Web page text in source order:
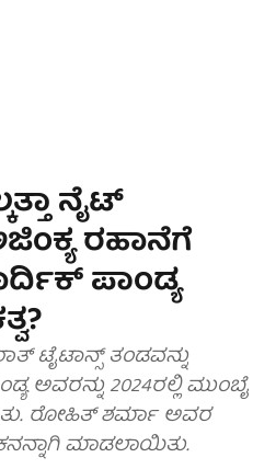
ನೈಟ್
ರಹಾನೆಗೆ
ಪಾಂಡ್ಯ
ಟೈಟಾನ್ಸ್ ತಂಡವನ್ನು
ಅವರನ್ನು 2024ರಲ್ಲಿ ಮುಂಬೈ
ರೋಹಿತ್ ಶರ್ಮಾ ಅವರ
ಮಾಡಲಾಯಿತು.